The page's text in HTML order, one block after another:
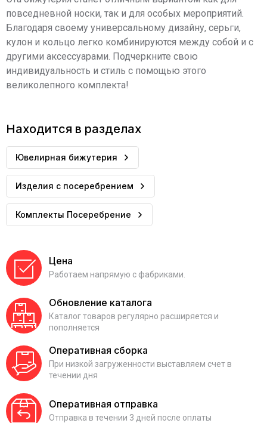
повседневной носки, так и для особых мероприятий.
Благодаря своему универсальному дизайну, серьги,
кулон и кольцо легко комбинируются между собой и с
другими аксессуарами. Подчеркните свою
индивидуальность и стиль с помощью этого
великолепного комплекта!
Находится в разделах
Ювелирная бижутерия
Изделия с посеребрением
Комплекты Посеребрение
Цена
Работаем напрямую с фабриками.
Обновление каталога
Каталог товаров регулярно расширяется и
пополняется
Оперативная сборка
При низкой загруженности выставляем счет в
течении дня
Оперативная отправка
Отправка в течении 3 дней после оплаты